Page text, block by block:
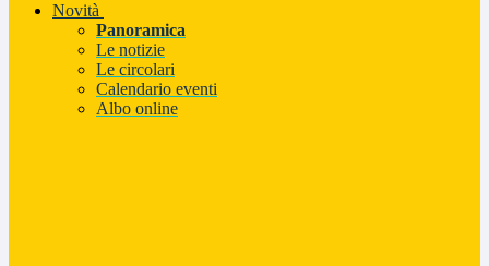
Novità
Panoramica
Le notizie
Le circolari
Calendario eventi
Albo online